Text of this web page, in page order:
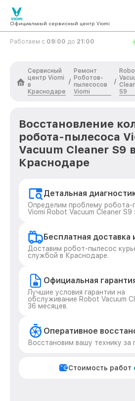
Официальный сервисный центр Viomi
Работаем с 09:00 до 21:00
Сервисный
центр Viomi
в
Краснодаре
/
Ремонт
Роботов-
пылесосов
Viomi
/
S9
Восстановление
робота-пылесоса
Vacuum Cleaner S9
Краснодаре
Детальная
Определим проблему робота-
Viomi Robot Vacuum Cleaner S9
Бесплатная доставка
Доставим робот-пылесос
службой в Краснодаре.
Официальная
Лучшие условия гарантии на
обслуживание Robot Vacuum
36 месяцев.
Оперативное
Восстановим вашу технику за
Стоимость работ